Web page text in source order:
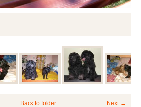
Next →
Back to folder